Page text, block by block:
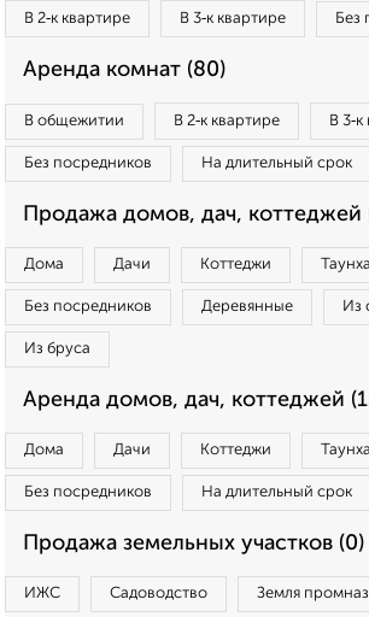
В 2‑к квартире В 3‑к квартире Без
Аренда комнат (80)
В общежитии В 2‑к квартире В
Без посредников На длительный срок
Продажа домов, дач, коттеджей
Дома Дачи Коттеджи
Без посредников Деревянные Из
Из бруса
Аренда домов, дач, коттеджей
Дома Дачи Коттеджи
Без посредников На длительный срок
Продажа земельных участков (0)
ИЖС Садоводство Земля